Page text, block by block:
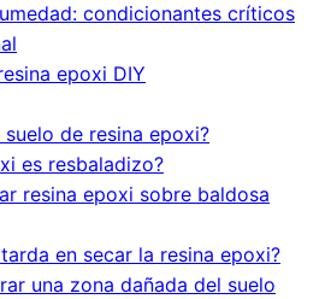
condicionantes críticos
epoxi DIY
de resina epoxi?
es resbaladizo?
resina epoxi sobre baldosa
en secar la resina epoxi?
una zona dañada del suelo